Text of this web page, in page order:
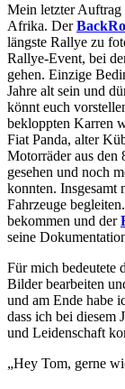
Mein letzter Auftrag
Afrika. Der
längste Rallye zu
Rallye-Event, bei
gehen. Einzige
Jahre alt sein und
könnt euch
bekloppten Karren
Fiat Panda, alter
Motorräder aus den
gesehen und noch
konnten. Insgesamt
Fahrzeuge
bekommen und der
seine
Für mich bedeutete
Bilder bearbeiten
und am Ende habe
dass ich bei diesem
und Leidenschaft
„Hey Tom, gerne